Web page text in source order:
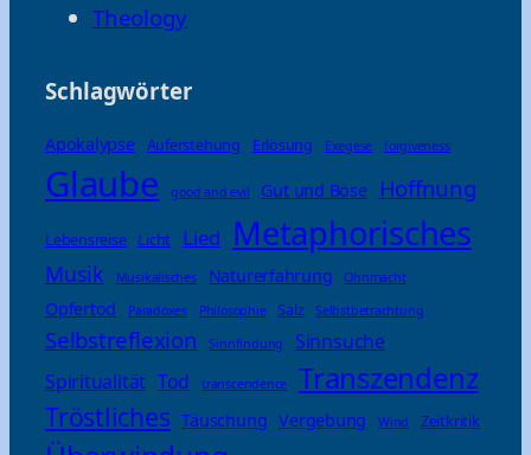
Theology
Schlagwörter
Apokalypse Auferstehung Erlösung Exegese forgiveness
Glaube good and evil Gut und Böse Hoffnung
Lebensreise Licht Lied Metaphorisches
Musik Musikalisches Naturerfahrung Ohnmacht
Opfertod Paradoxes Philosophie Salz Selbstbetrachtung
Selbstreflexion Sinnfindung
Sinnsuche
Spiritualität Tod transcendence Transzendenz
Tröstliches Täuschung Vergebung Wind Zeitkritik